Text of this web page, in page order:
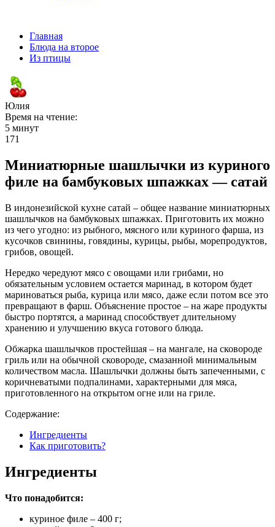
Главная
Блюда на второе
Из птицы
Юлия
Время на чтение:
5 минут
171
Миниатюрные шашлычки из куриного
филе на бамбуковых шпажках — сатай
В индонезийской кухне сатай – общее название миниатюрных
шашлычков на бамбуковых шпажках. Приготовить их можно
из чего угодно: из рыбного, мясного или куриного фарша, из
кусочков свинины, говядины, курицы, рыбы, морепродуктов,
грибов, овощей.
Нередко чередуют мясо с овощами или грибами, но
обязательным условием остается маринад, в котором будет
мариноваться рыба, курица или мясо, даже если потом все это
превращают в фарш. Объяснение простое – на жаре продукты
быстро портятся, а маринад способствует длительному
хранению и улучшению вкуса готового блюда.
Обжарка шашлычков простейшая – на мангале, на сковороде
гриль или на обычной сковороде, смазанной минимальным
количеством масла. Шашлычки должны быть запеченными, с
коричневатыми подпалинами, характерными для мяса,
приготовленного на открытом огне или на гриле.
Содержание:
Ингредиенты
Как приготовить?
Ингредиенты
Что понадобится:
куриное филе – 400 г;